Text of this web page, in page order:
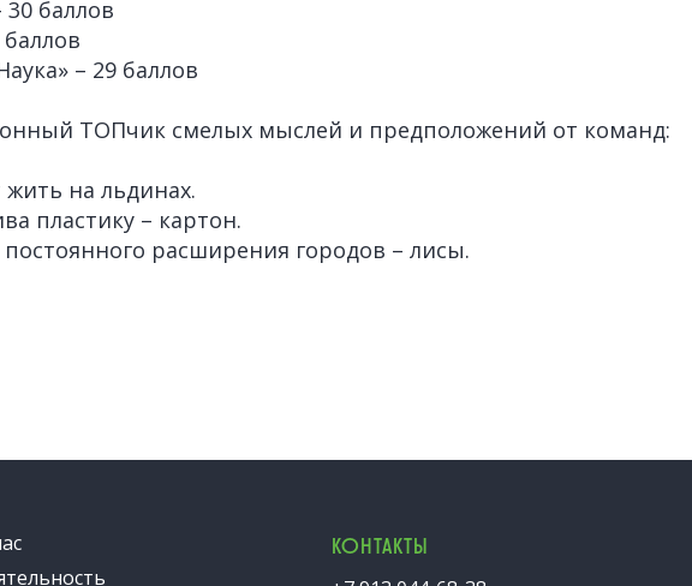
30 баллов
– 29 баллов
ТОПчик смелых мыслей и предположений от команд:
на льдинах.
пластику – картон.
расширения городов – лисы.
КОНТАКТЫ